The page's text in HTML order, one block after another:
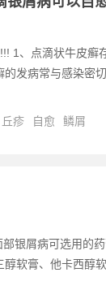
1、点滴状牛皮癣
发病常与感染密
丘疹 自愈 鳞屑
银屑病可选用的
软膏、他卡西醇